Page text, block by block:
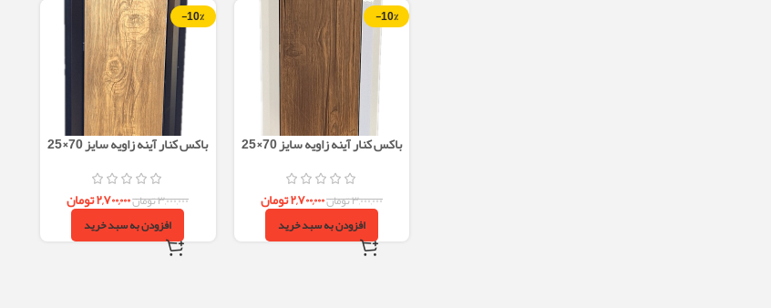
-10%
باکس کنار آینه زاویه سایز 70×25
۳,۰۰۰,۰۰۰تومان۲,۷۰۰,۰۰۰تومان
افزودن به سبد خرید
-10%
باکس کنار آینه زاویه سایز 70×25
۳,۰۰۰,۰۰۰تومان۲,۷۰۰,۰۰۰تومان
افزودن به سبد خرید